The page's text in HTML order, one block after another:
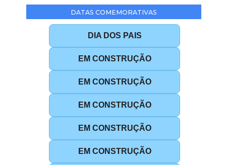
DATAS COMEMORATIVAS
DIA DOS PAIS
EM CONSTRUÇÃO
EM CONSTRUÇÃO
EM CONSTRUÇÃO
EM CONSTRUÇÃO
EM CONSTRUÇÃO